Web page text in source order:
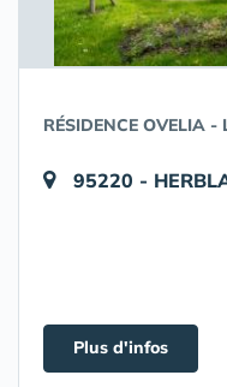
RÉSIDENCE OVELIA -
95220 -
Plus d'infos